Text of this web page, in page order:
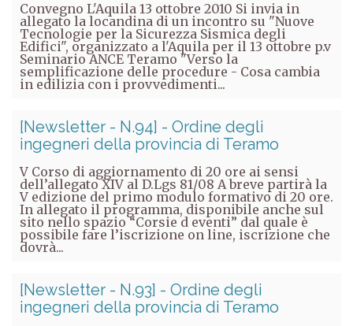
Convegno L'Aquila 13 ottobre 2010 Si invia in
allegato la locandina di un incontro su "Nuove
Tecnologie per la Sicurezza Sismica degli
Edifici", organizzato a l'Aquila per il 13 ottobre p.v
Seminario ANCE Teramo "Verso la
semplificazione delle procedure - Cosa cambia
in edilizia con i provvedimenti...
[Newsletter - N.94] - Ordine degli
ingegneri della provincia di Teramo
V Corso di aggiornamento di 20 ore ai sensi
dell’allegato XIV al D.Lgs 81/08 A breve partirà la
V edizione del primo modulo formativo di 20 ore.
In allegato il programma, disponibile anche sul
sito nello spazio “Corsie d eventi” dal quale è
possibile fare l’iscrizione on line, iscrizione che
dovrà...
[Newsletter - N.93] - Ordine degli
ingegneri della provincia di Teramo